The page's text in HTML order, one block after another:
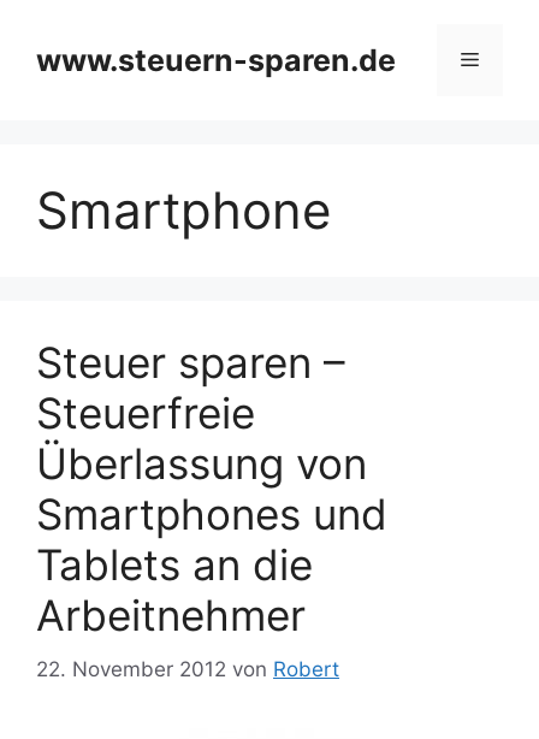
springen
www.steuern-sparen.de Menü
Smartphone
Steuer sparen –
Steuerfreie
Überlassung von
Smartphones und
Tablets an die
Arbeitnehmer
22. November 2012 von Robert